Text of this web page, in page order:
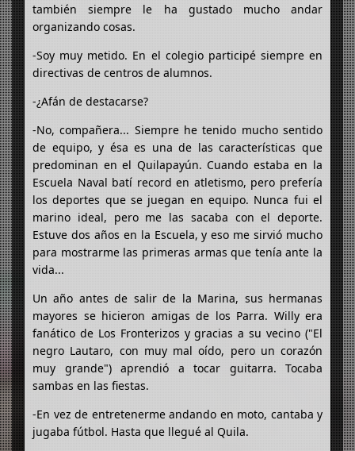
también siempre le ha gustado mucho andar
organizando cosas.
-Soy muy metido. En el colegio participé siempre en
directivas de centros de alumnos.
-¿Afán de destacarse?
-No, compañera... Siempre he tenido mucho sentido
de equipo, y ésa es una de las características que
predominan en el Quilapayún. Cuando estaba en la
Escuela Naval batí record en atletismo, pero prefería
los deportes que se juegan en equipo. Nunca fui el
marino ideal, pero me las sacaba con el deporte.
Estuve dos años en la Escuela, y eso me sirvió mucho
para mostrarme las primeras armas que tenía ante la
vida...
Un año antes de salir de la Marina, sus hermanas
mayores se hicieron amigas de los Parra. Willy era
fanático de Los Fronterizos y gracias a su vecino ("El
negro Lautaro, con muy mal oído, pero un corazón
muy grande") aprendió a tocar guitarra. Tocaba
sambas en las fiestas.
-En vez de entretenerme andando en moto, cantaba y
jugaba fútbol. Hasta que llegué al Quila.